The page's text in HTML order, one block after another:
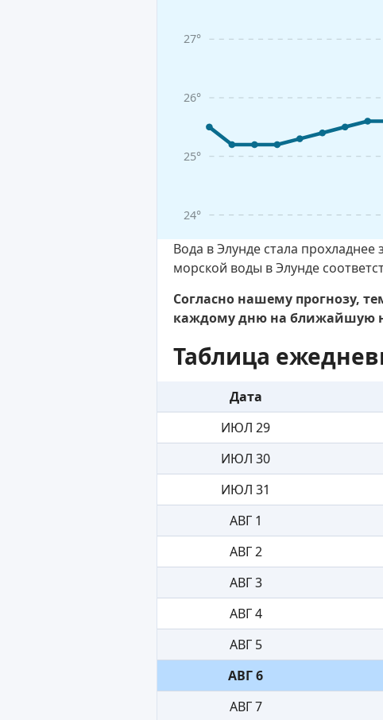
24°
25°
26°
27°
Вода в Элунде стала
морской воды в Элунде
Согласно нашему прогнозу,
каждому дню на ближайшую
Таблица
Дата
ИЮЛ 29
ИЮЛ 30
ИЮЛ 31
АВГ 1
АВГ 2
АВГ 3
АВГ 4
АВГ 5
АВГ 6
АВГ 7